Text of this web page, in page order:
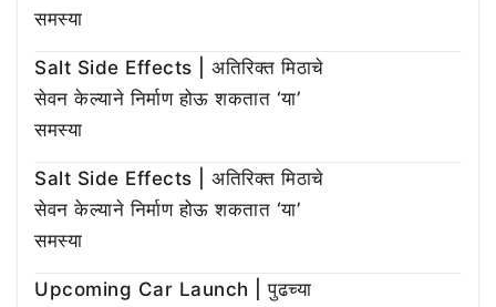
समस्या
Salt Side Effects | अतिरिक्त मिठाचे
सेवन केल्याने निर्माण होऊ शकतात ‘या’
समस्या
Salt Side Effects | अतिरिक्त मिठाचे
सेवन केल्याने निर्माण होऊ शकतात ‘या’
समस्या
Upcoming Car Launch | पुढच्या